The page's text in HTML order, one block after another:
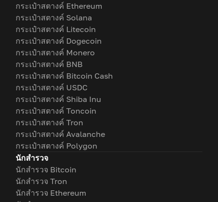
กระเป๋าสตางค์ Ethereum
กระเป๋าสตางค์ Solana
กระเป๋าสตางค์ Litecoin
กระเป๋าสตางค์ Dogecoin
กระเป๋าสตางค์ Monero
กระเป๋าสตางค์ BNB
กระเป๋าสตางค์ Bitcoin Cash
กระเป๋าสตางค์ USDC
กระเป๋าสตางค์ Shiba Inu
กระเป๋าสตางค์ Toncoin
กระเป๋าสตางค์ Tron
กระเป๋าสตางค์ Avalanche
กระเป๋าสตางค์ Polygon
นักสำรวจ
นักสำรวจ Bitcoin
นักสำรวจ Tron
นักสำรวจ Ethereum